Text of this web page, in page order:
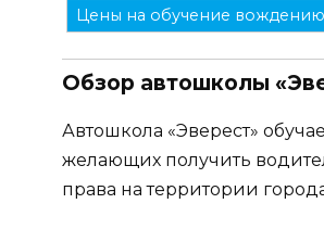
Цены на обучение вождению
Обзор автошколы
Автошкола «Эверест»
желающих получить
права на территории